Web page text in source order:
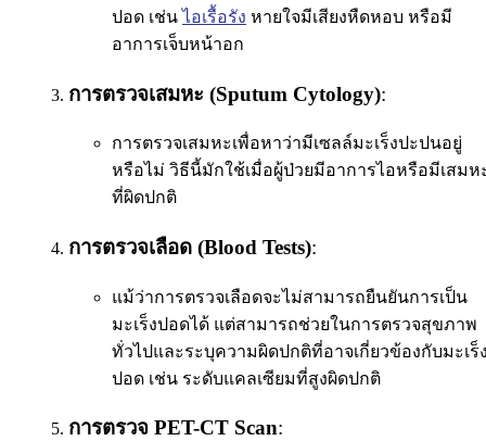
ปอด เช่นไอเรื้อรัง หายใจมีเสียงหืดหอบ หรือมี
อาการเจ็บหน้าอก
การตรวจเสมหะ (Sputum Cytology):
การตรวจเสมหะเพื่อหาว่ามีเซลล์มะเร็งปะปนอยู่
หรือไม่ วิธีนี้มักใช้เมื่อผู้ป่วยมีอาการไอหรือมีเสมห
ที่ผิดปกติ
การตรวจเลือด (Blood Tests):
แม้ว่าการตรวจเลือดจะไม่สามารถยืนยันการเป็น
มะเร็งปอดได้ แต่สามารถช่วยในการตรวจสุขภาพ
ทั่วไปและระบุความผิดปกติที่อาจเกี่ยวข้องกับมะเร็
ปอด เช่น ระดับแคลเซียมที่สูงผิดปกติ
การตรวจ PET-CT Scan: